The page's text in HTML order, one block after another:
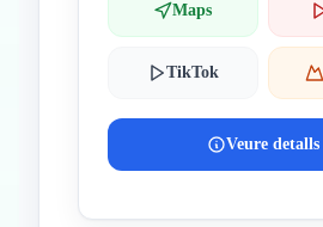
Maps
TikTok
Veure detalls